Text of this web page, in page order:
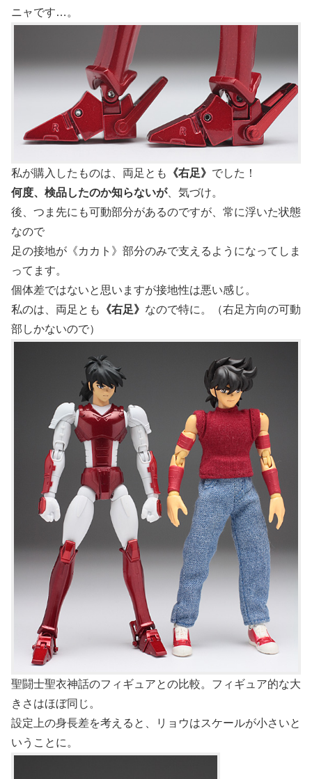
ニャです…。
私が購入したものは、両足とも 《右足》 でした！
何度、検品したのか知らないが、気づけ。
後、つま先にも可動部分があるのですが、常に浮いた状態
なので
足の接地が《カカト》部分のみで支えるようになってしま
ってます。
個体差ではないと思いますが接地性は悪い感じ。
私のは、両足とも
《右足》 なので特に。（右足方向の可動
部しかないので）
聖闘士聖衣神話のフィギュアとの比較。フィギュア的な大
きさはほぼ同じ。
設定上の身長差を考えると、リョウはスケールが小さいと
いうことに。